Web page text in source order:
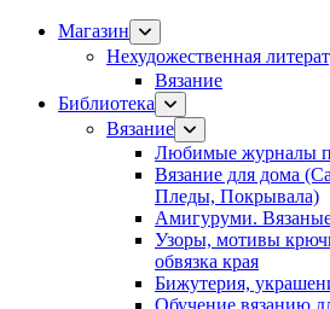
Магазин
Нехудожественная
Вязание
Библиотека
Вязание
Любимые журналы
Вязание для дома
Пледы, Покрывала)
Амигуруми.
Узоры, мотивы
обвязка края
Бижутерия,
Обучение вязанию